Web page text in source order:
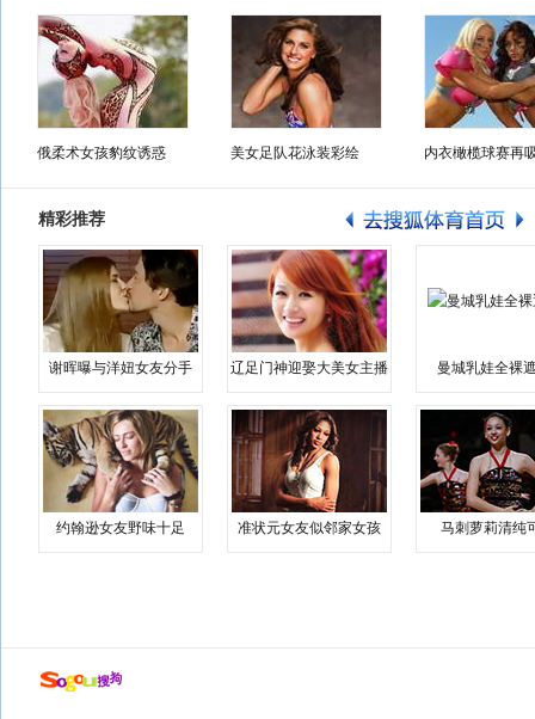
俄柔术女孩豹纹诱惑 美女足队花泳装彩绘 内衣橄榄球赛再
精彩推荐
谢晖曝与洋妞女友分手 辽足门神迎娶大美女主播 曼城乳娃全裸
约翰逊女友野味十足 准状元女友似邻家女孩 马刺萝莉清纯